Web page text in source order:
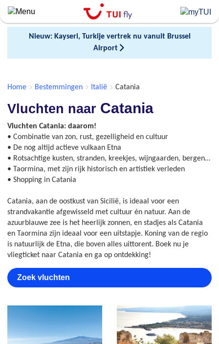
Skip
to
main
Nieuw: Kayseri, Turkije vertrek nu vanuit Brussel
Airport
Home Bestemmingen Italië Catania
Vluchten naar Catania
Vluchten Catania: daarom!
• Combinatie van zon, rust, gezelligheid en cultuur
• De nog altijd actieve vulkaan Etna
• Rotsachtige kusten, stranden, kreekjes, wijngaarden, bergen…
• Taormina, met zijn rijk historisch en artistiek verleden
• Shopping in Catania
Catania, aan de oostkust van Sicilië, is ideaal voor een
strandvakantie afgewisseld met cultuur én natuur. Aan de
azuurblauwe zee is het heerlijk zonnen, en stadjes als Catania
en Taormina zijn ideaal voor een uitstapje. Koning van de regio
is natuurlijk de Etna, die boven alles uittorent. Boek nu je
vliegticket naar Catania en ga op ontdekking!
Zoek vluchten